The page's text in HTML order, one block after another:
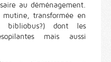
au déménagement.
transformée en
bibliobus?) dont les
mais aussi